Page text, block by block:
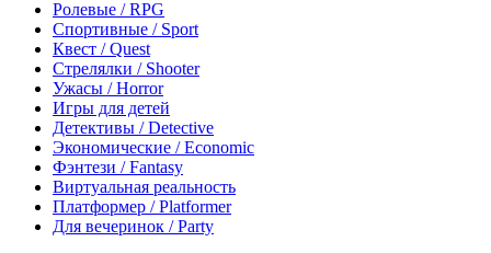
Ролевые / RPG
Спортивные / Sport
Квест / Quest
Стрелялки / Shooter
Ужасы / Horror
Игры для детей
Детективы / Detective
Экономические / Economic
Фэнтези / Fantasy
Виртуальная реальность
Платформер / Platformer
Для вечеринок / Party